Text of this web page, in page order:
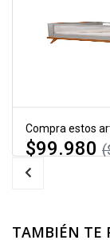
Compra estos
$99.980
TAMBIÉN TE